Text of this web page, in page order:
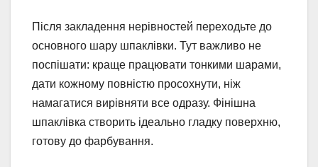
Після закладення нерівностей переходьте до
основного шару шпаклівки. Тут важливо не
поспішати: краще працювати тонкими шарами,
дати кожному повністю просохнути, ніж
намагатися вирівняти все одразу. Фінішна
шпаклівка створить ідеально гладку поверхню,
готову до фарбування.